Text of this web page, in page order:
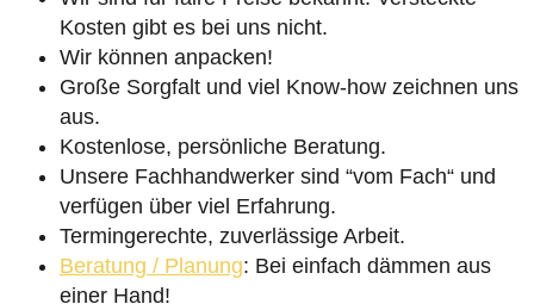
Kosten gibt es bei uns nicht.
Wir können anpacken!
Große Sorgfalt und viel Know-how zeichnen uns
aus.
Kostenlose, persönliche Beratung.
Unsere Fachhandwerker sind “vom Fach“ und
verfügen über viel Erfahrung.
Termingerechte, zuverlässige Arbeit.
Beratung / Planung: Bei einfach dämmen aus
einer Hand!